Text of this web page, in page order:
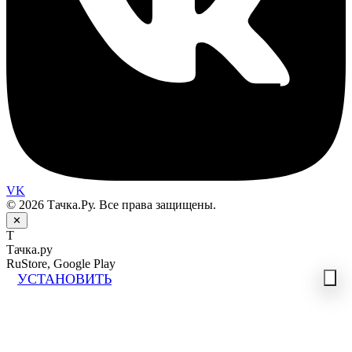
VK
© 2026 Тачка.Ру. Все права защищены.
✕
Т
Тачка.ру
RuStore, Google Play
УСТАНОВИТЬ